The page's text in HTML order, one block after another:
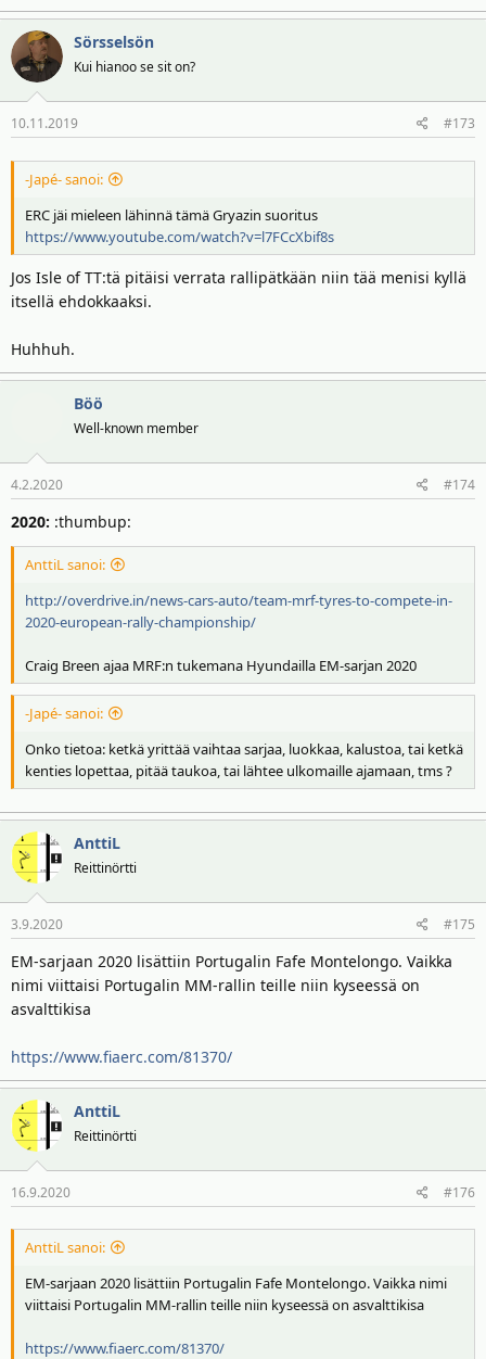
Sörsselsön
Kui hianoo se sit on?
10.11.2019 #173
-Japé- sanoi:
ERC jäi mieleen lähinnä tämä Gryazin suoritus
https://www.youtube.com/watch?v=l7FCcXbif8s
Jos Isle of TT:tä pitäisi verrata rallipätkään niin tää menisi kyllä
itsellä ehdokkaaksi.
Huhhuh.
Böö
Well-known member
4.2.2020 #174
2020: :thumbup:
AnttiL sanoi:
http://overdrive.in/news-cars-auto/team-mrf-tyres-to-compete-in-
2020-european-rally-championship/
Craig Breen ajaa MRF:n tukemana Hyundailla EM-sarjan 2020
-Japé- sanoi:
Onko tietoa: ketkä yrittää vaihtaa sarjaa, luokkaa, kalustoa, tai ketkä
kenties lopettaa, pitää taukoa, tai lähtee ulkomaille ajamaan, tms ?
AnttiL
Reittinörtti
3.9.2020 #175
EM-sarjaan 2020 lisättiin Portugalin Fafe Montelongo. Vaikka
nimi viittaisi Portugalin MM-rallin teille niin kyseessä on
asvalttikisa
https://www.fiaerc.com/81370/
AnttiL
Reittinörtti
16.9.2020 #176
AnttiL sanoi:
EM-sarjaan 2020 lisättiin Portugalin Fafe Montelongo. Vaikka nimi
viittaisi Portugalin MM-rallin teille niin kyseessä on asvalttikisa
https://www.fiaerc.com/81370/